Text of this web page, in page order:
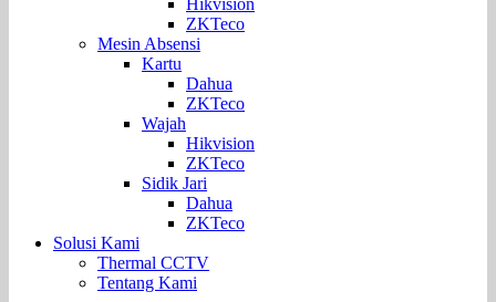
ZKTeco
Mesin Absensi
Kartu
Dahua
ZKTeco
Wajah
Hikvision
ZKTeco
Sidik Jari
Dahua
ZKTeco
Solusi Kami
Thermal CCTV
Tentang Kami